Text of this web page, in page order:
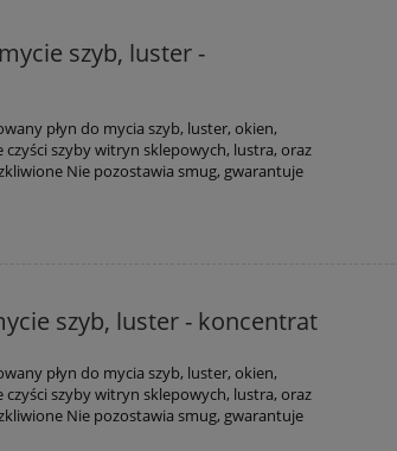
szyb, luster -
płyn do mycia szyb, luster, okien,
czyści szyby witryn sklepowych, lustra, oraz
Nie pozostawia smug, gwarantuje
szyb, luster - koncentrat
płyn do mycia szyb, luster, okien,
czyści szyby witryn sklepowych, lustra, oraz
Nie pozostawia smug, gwarantuje